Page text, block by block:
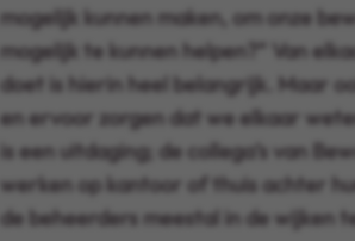
mogelijk kunnen maken, om onze
mogelijk te kunnen helpen?” Van
doet is hierin heel belangrijk. Maar
en ervoor zorgen dat we elkaar
is een uitdaging; de collega’s van
werken op kantoor of thuis achter
de beheerders meestal in de wijken